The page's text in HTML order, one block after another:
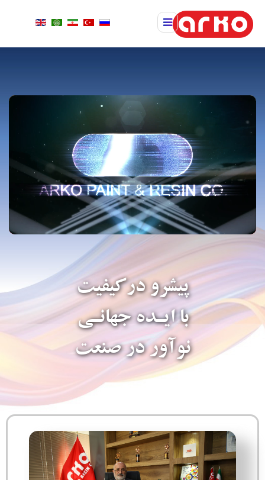
پیشرو درکیفیت
با ایـده جهانـی
نوآور در صنعت